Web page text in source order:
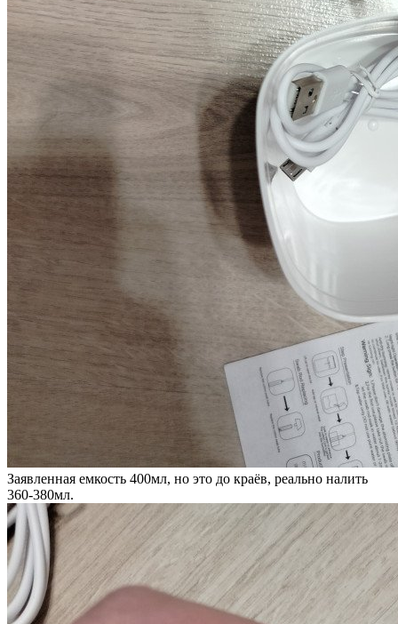
Заявленная емкость 400мл, но это до краёв, реально налить
360-380мл.